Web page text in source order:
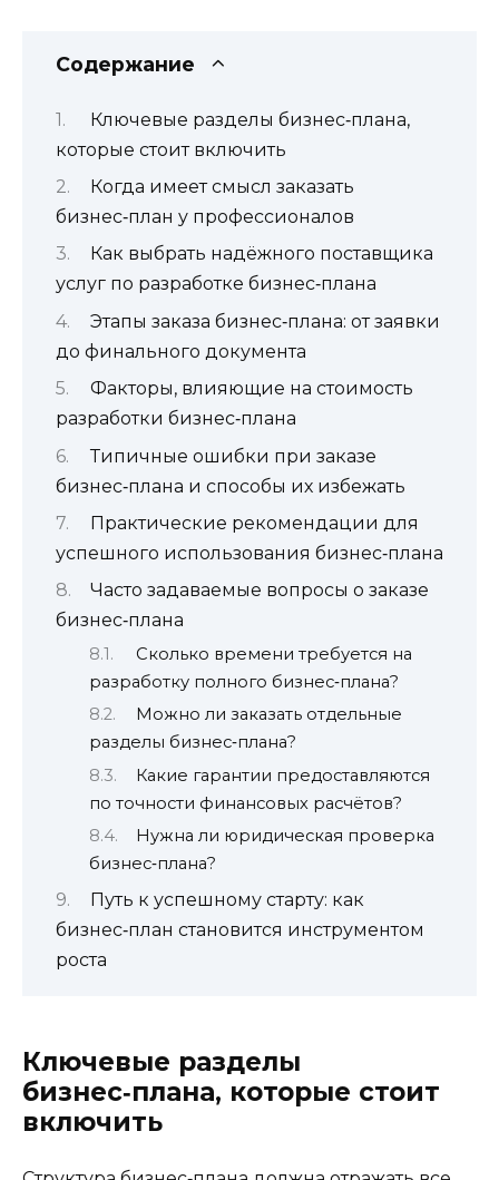
Содержание
Ключевые разделы бизнес‑плана,
которые стоит включить
Когда имеет смысл заказать
бизнес‑план у профессионалов
Как выбрать надёжного поставщика
услуг по разработке бизнес‑плана
Этапы заказа бизнес‑плана: от заявки
до финального документа
Факторы, влияющие на стоимость
разработки бизнес‑плана
Типичные ошибки при заказе
бизнес‑плана и способы их избежать
Практические рекомендации для
успешного использования бизнес‑плана
Часто задаваемые вопросы о заказе
бизнес‑плана
Сколько времени требуется на
разработку полного бизнес‑плана?
Можно ли заказать отдельные
разделы бизнес‑плана?
Какие гарантии предоставляются
по точности финансовых расчётов?
Нужна ли юридическая проверка
бизнес‑плана?
Путь к успешному старту: как
бизнес‑план становится инструментом
роста
Ключевые разделы
бизнес‑плана, которые стоит
включить